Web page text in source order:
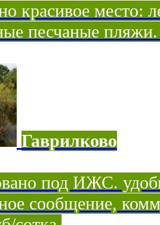
красивое место:
песчаные
Гаврилково
под ИЖС.
сообщение,